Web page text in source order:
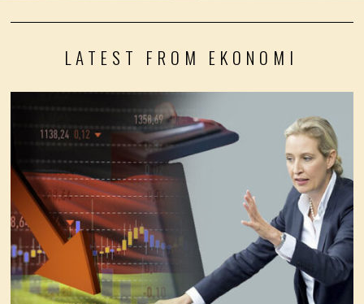
LATEST FROM EKONOMI